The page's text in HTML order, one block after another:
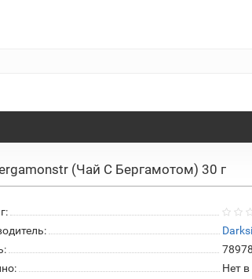
(Чай С Бергамотом) 30 г
Нет